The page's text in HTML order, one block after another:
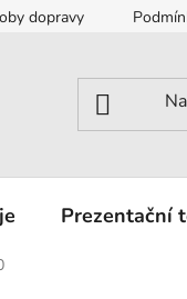
dopravy
Prezentační